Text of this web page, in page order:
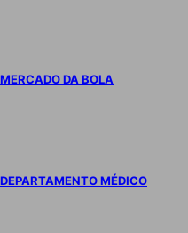
MERCADO DA BOLA
DEPARTAMENTO MÉDICO